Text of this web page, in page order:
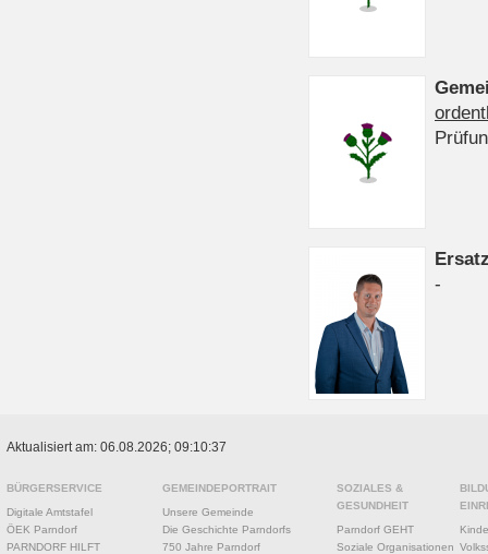
-
Aktualisiert am: 06.08.2026; 09:10:37
BÜRGERSERVICE
Digitale Amtstafel
ÖEK Parndorf
PARNDORF HILFT
GEMEINDEPORTRAIT
Unsere Gemeinde
Die Geschichte Parndorfs
750 Jahre Parndorf
SOZIALES &
GESUNDHEIT
Parndorf GEHT
Soziale Organisationen